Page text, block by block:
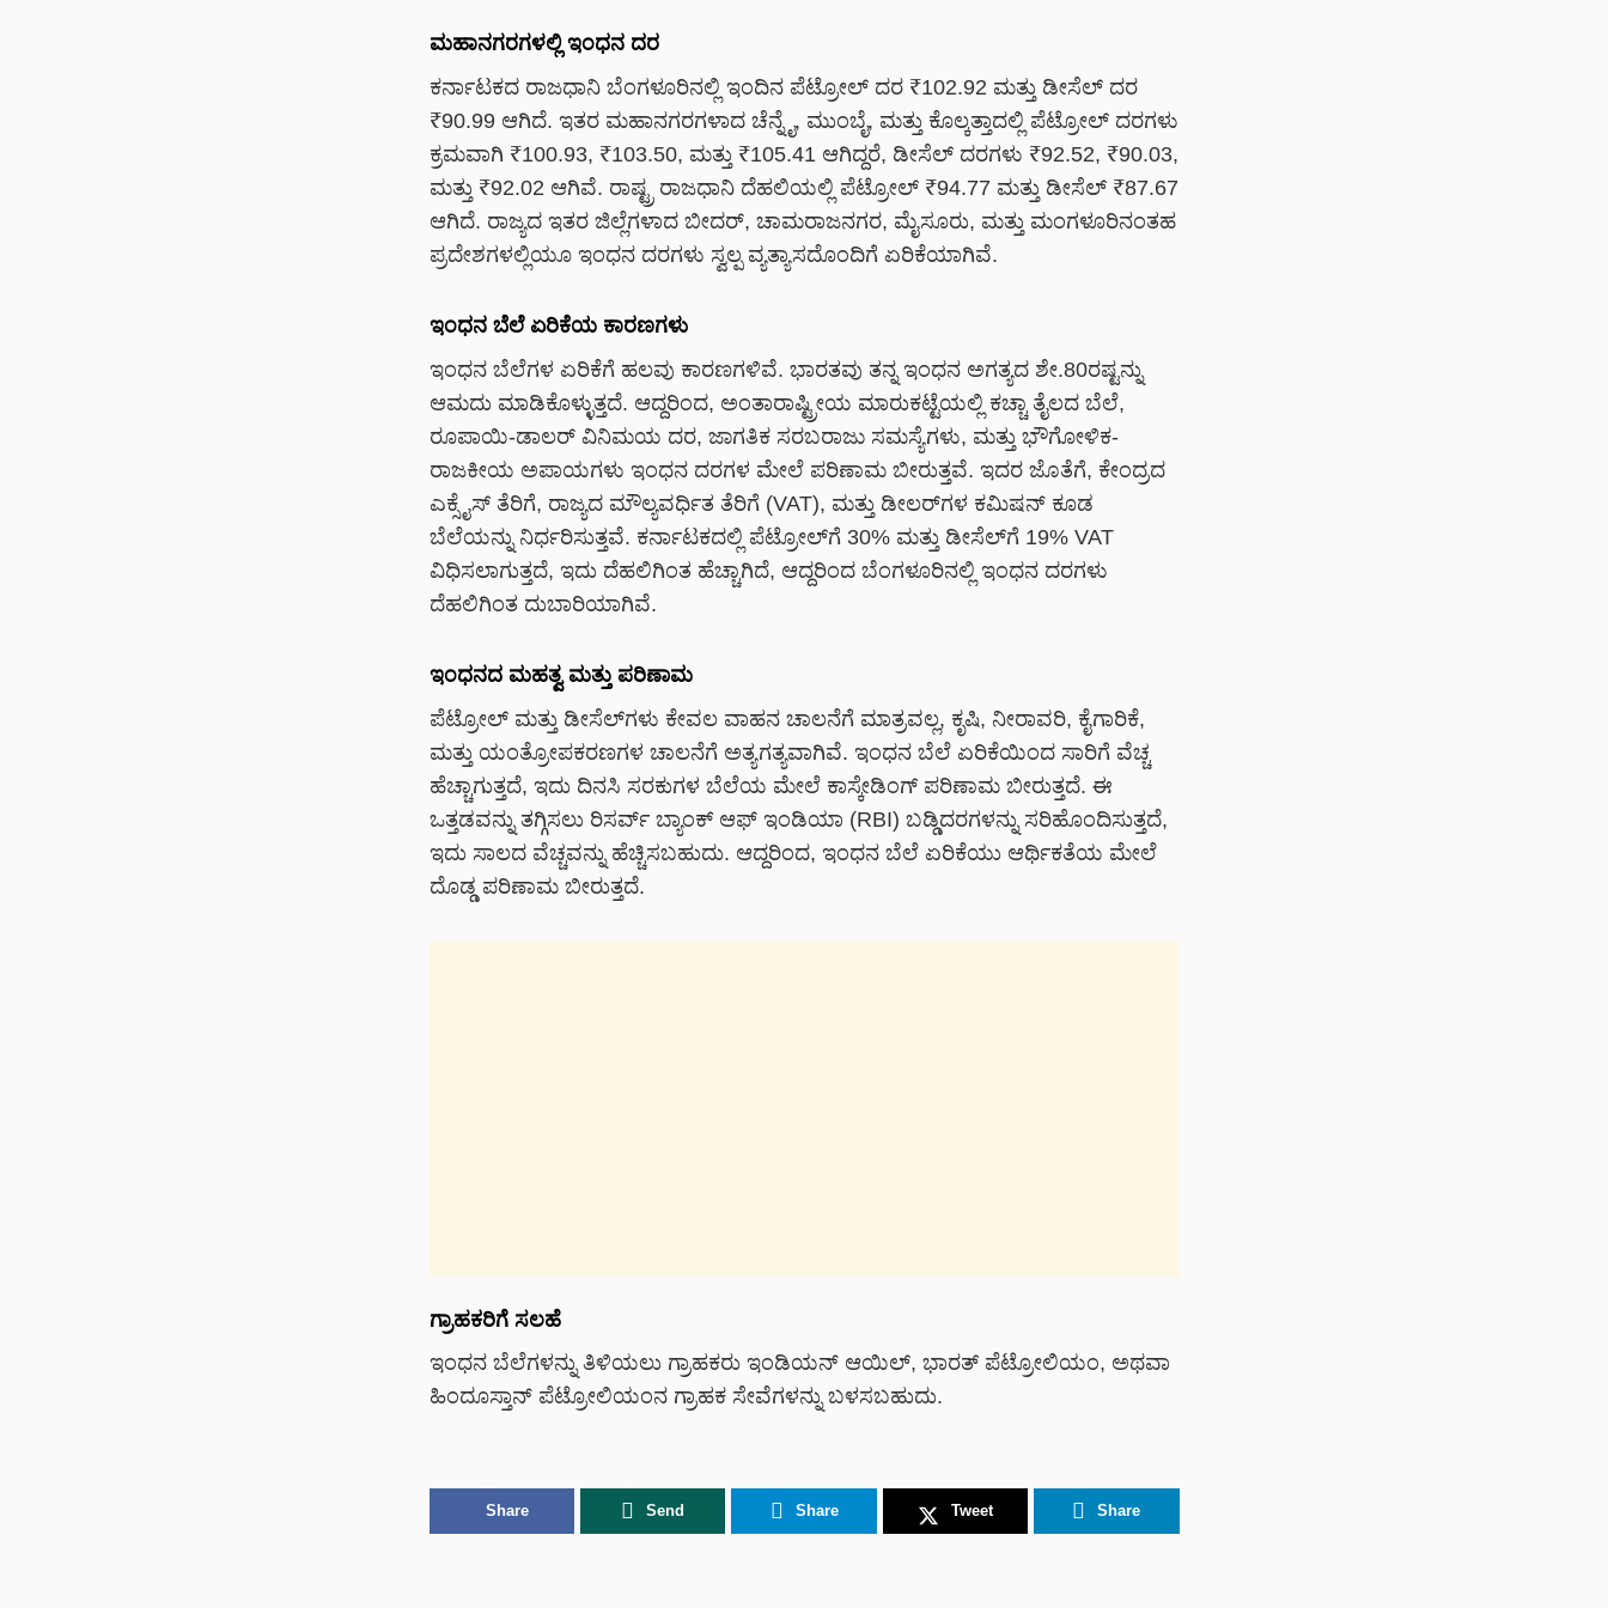
ಮಹಾನಗರಗಳಲ್ಲಿ ಇಂಧನ ದರ
ಕರ್ನಾಟಕದ ರಾಜಧಾನಿ ಬೆಂಗಳೂರಿನಲ್ಲಿ ಇಂದಿನ ಪೆಟ್ರೋಲ್ ದರ ₹102.92 ಮತ್ತು ಡೀಸೆಲ್ ದರ
₹90.99 ಆಗಿದೆ. ಇತರ ಮಹಾನಗರಗಳಾದ ಚೆನ್ನೈ, ಮುಂಬೈ, ಮತ್ತು ಕೊಲ್ಕತ್ತಾದಲ್ಲಿ ಪೆಟ್ರೋಲ್ ದರಗಳು
ಕ್ರಮವಾಗಿ ₹100.93, ₹103.50, ಮತ್ತು ₹105.41 ಆಗಿದ್ದರೆ, ಡೀಸೆಲ್ ದರಗಳು ₹92.52, ₹90.03,
ಮತ್ತು ₹92.02 ಆಗಿವೆ. ರಾಷ್ಟ್ರ ರಾಜಧಾನಿ ದೆಹಲಿಯಲ್ಲಿ ಪೆಟ್ರೋಲ್ ₹94.77 ಮತ್ತು ಡೀಸೆಲ್ ₹87.67
ಆಗಿದೆ. ರಾಜ್ಯದ ಇತರ ಜಿಲ್ಲೆಗಳಾದ ಬೀದರ್, ಚಾಮರಾಜನಗರ, ಮೈಸೂರು, ಮತ್ತು ಮಂಗಳೂರಿನಂತಹ
ಪ್ರದೇಶಗಳಲ್ಲಿಯೂ ಇಂಧನ ದರಗಳು ಸ್ವಲ್ಪ ವ್ಯತ್ಯಾಸದೊಂದಿಗೆ ಏರಿಕೆಯಾಗಿವೆ.
ಇಂಧನ ಬೆಲೆ ಏರಿಕೆಯ ಕಾರಣಗಳು
ಇಂಧನ ಬೆಲೆಗಳ ಏರಿಕೆಗೆ ಹಲವು ಕಾರಣಗಳಿವೆ. ಭಾರತವು ತನ್ನ ಇಂಧನ ಅಗತ್ಯದ ಶೇ.80ರಷ್ಟನ್ನು
ಆಮದು ಮಾಡಿಕೊಳ್ಳುತ್ತದೆ. ಆದ್ದರಿಂದ, ಅಂತಾರಾಷ್ಟ್ರೀಯ ಮಾರುಕಟ್ಟೆಯಲ್ಲಿ ಕಚ್ಚಾ ತೈಲದ ಬೆಲೆ,
ರೂಪಾಯಿ-ಡಾಲರ್ ವಿನಿಮಯ ದರ, ಜಾಗತಿಕ ಸರಬರಾಜು ಸಮಸ್ಯೆಗಳು, ಮತ್ತು ಭೌಗೋಳಿಕ-
ರಾಜಕೀಯ ಅಪಾಯಗಳು ಇಂಧನ ದರಗಳ ಮೇಲೆ ಪರಿಣಾಮ ಬೀರುತ್ತವೆ. ಇದರ ಜೊತೆಗೆ, ಕೇಂದ್ರದ
ಎಕ್ಸೈಸ್ ತೆರಿಗೆ, ರಾಜ್ಯದ ಮೌಲ್ಯವರ್ಧಿತ ತೆರಿಗೆ (VAT), ಮತ್ತು ಡೀಲರ್‌ಗಳ ಕಮಿಷನ್ ಕೂಡ
ಬೆಲೆಯನ್ನು ನಿರ್ಧರಿಸುತ್ತವೆ. ಕರ್ನಾಟಕದಲ್ಲಿ ಪೆಟ್ರೋಲ್‌ಗೆ 30% ಮತ್ತು ಡೀಸೆಲ್‌ಗೆ 19% VAT
ವಿಧಿಸಲಾಗುತ್ತದೆ, ಇದು ದೆಹಲಿಗಿಂತ ಹೆಚ್ಚಾಗಿದೆ, ಆದ್ದರಿಂದ ಬೆಂಗಳೂರಿನಲ್ಲಿ ಇಂಧನ ದರಗಳು
ದೆಹಲಿಗಿಂತ ದುಬಾರಿಯಾಗಿವೆ.
ಇಂಧನದ ಮಹತ್ವ ಮತ್ತು ಪರಿಣಾಮ
ಪೆಟ್ರೋಲ್ ಮತ್ತು ಡೀಸೆಲ್‌ಗಳು ಕೇವಲ ವಾಹನ ಚಾಲನೆಗೆ ಮಾತ್ರವಲ್ಲ, ಕೃಷಿ, ನೀರಾವರಿ, ಕೈಗಾರಿಕೆ,
ಮತ್ತು ಯಂತ್ರೋಪಕರಣಗಳ ಚಾಲನೆಗೆ ಅತ್ಯಗತ್ಯವಾಗಿವೆ. ಇಂಧನ ಬೆಲೆ ಏರಿಕೆಯಿಂದ ಸಾರಿಗೆ ವೆಚ್ಚ
ಹೆಚ್ಚಾಗುತ್ತದೆ, ಇದು ದಿನಸಿ ಸರಕುಗಳ ಬೆಲೆಯ ಮೇಲೆ ಕಾಸ್ಕೇಡಿಂಗ್ ಪರಿಣಾಮ ಬೀರುತ್ತದೆ. ಈ
ಒತ್ತಡವನ್ನು ತಗ್ಗಿಸಲು ರಿಸರ್ವ್ ಬ್ಯಾಂಕ್ ಆಫ್ ಇಂಡಿಯಾ (RBI) ಬಡ್ಡಿದರಗಳನ್ನು ಸರಿಹೊಂದಿಸುತ್ತದೆ,
ಇದು ಸಾಲದ ವೆಚ್ಚವನ್ನು ಹೆಚ್ಚಿಸಬಹುದು. ಆದ್ದರಿಂದ, ಇಂಧನ ಬೆಲೆ ಏರಿಕೆಯು ಆರ್ಥಿಕತೆಯ ಮೇಲೆ
ದೊಡ್ಡ ಪರಿಣಾಮ ಬೀರುತ್ತದೆ.
ಗ್ರಾಹಕರಿಗೆ ಸಲಹೆ
ಇಂಧನ ಬೆಲೆಗಳನ್ನು ತಿಳಿಯಲು ಗ್ರಾಹಕರು ಇಂಡಿಯನ್ ಆಯಿಲ್, ಭಾರತ್ ಪೆಟ್ರೋಲಿಯಂ, ಅಥವಾ
ಹಿಂದೂಸ್ತಾನ್ ಪೆಟ್ರೋಲಿಯಂನ ಗ್ರಾಹಕ ಸೇವೆಗಳನ್ನು ಬಳಸಬಹುದು.
Share Send Share Tweet Share